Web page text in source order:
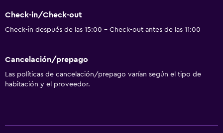
Check-in/Check-out
Check-in después de las 15:00 - Check-out antes de las 11:00
Cancelación/prepago
Las políticas de cancelación/prepago varían según el tipo de
habitación y el proveedor.